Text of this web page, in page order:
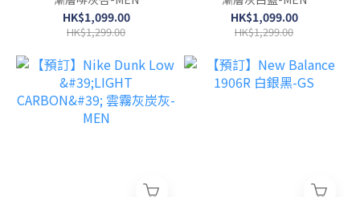
HK$1,099.00
HK$1,299.00
HK$1,099.00
HK$1,299.00